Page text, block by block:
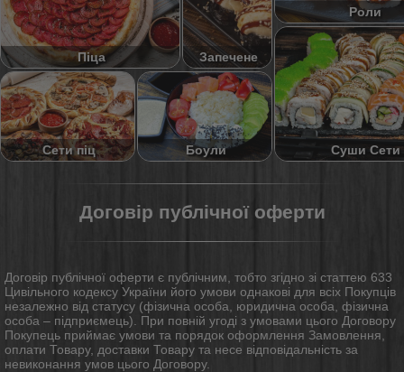
Піца Запечене
Роли
Сети піц Боули Суши Сети
Договір публічної оферти
Договір публічної оферти є публічним, тобто згідно зі статтею 633
Цивільного кодексу України його умови однакові для всіх Покупців
незалежно від статусу (фізична особа, юридична особа, фізична
особа – підприємець). При повній угоді з умовами цього Договору
Покупець приймає умови та порядок оформлення Замовлення,
оплати Товару, доставки Товару та несе відповідальність за
невиконання умов цього Договору.